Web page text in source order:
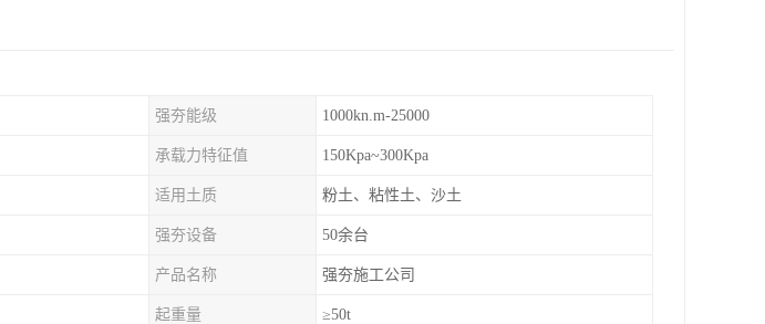
强夯能级 1000kn.m-25000
承载力特征值 150Kpa~300Kpa
适用土质 粉土、粘性土、沙土
强夯设备 50余台
产品名称 强夯施工公司
起重量 ≥50t